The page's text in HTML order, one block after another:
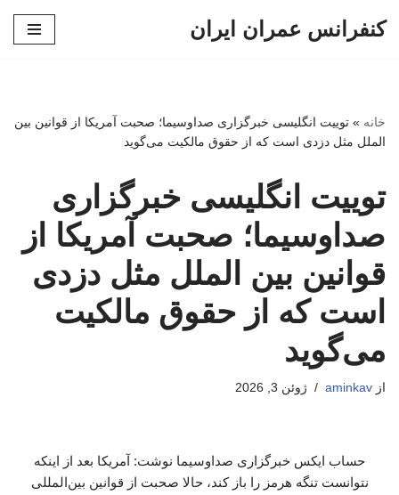
کنفرانس عمران ایران
خانه » توییت انگلیسی خبرگزاری صداوسیما؛ صحبت آمریکا از قوانین بین
الملل مثل دزدی است که از حقوق مالکیت می‌گوید
توییت انگلیسی خبرگزاری
صداوسیما؛ صحبت آمریکا از
قوانین بین الملل مثل دزدی
است که از حقوق مالکیت
می‌گوید
از aminkav ژوئن 3, 2026
حساب ایکس خبرگزاری صداوسیما نوشت: آمریکا بعد از اینکه
نتوانست تنگه هرمز را باز کند، حالا صحبت از قوانین بین‌المللی